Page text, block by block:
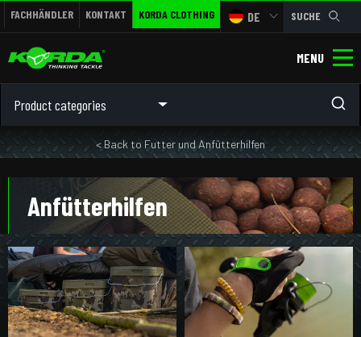
FACHHÄNDLER KONTAKT KORDA CLOTHING DE SUCHE
MENU
Product categories
< Back to Futter und Anfütterhilfen
Anfütterhilfen